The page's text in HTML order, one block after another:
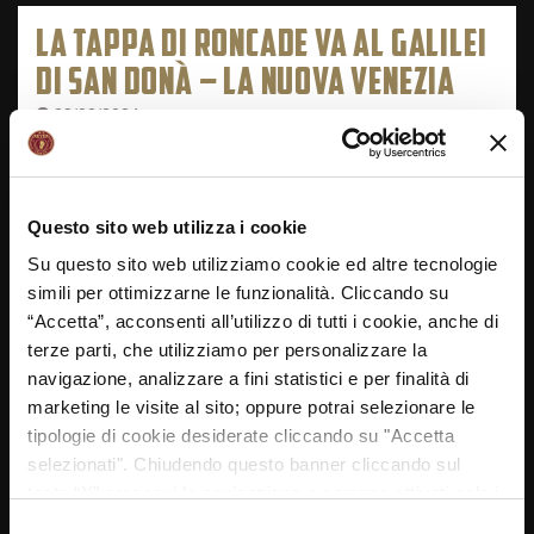
Questo sito web utilizza i cookie
Su questo sito web utilizziamo cookie ed altre tecnologie
simili per ottimizzarne le funzionalità. Cliccando su
“Accetta”, acconsenti all’utilizzo di tutti i cookie, anche di
terze parti, che utilizziamo per personalizzare la
navigazione, analizzare a fini statistici e per finalità di
marketing le visite al sito; oppure potrai selezionare le
tipologie di cookie desiderate cliccando su "Accetta
selezionati". Chiudendo questo banner cliccando sul
LA TAPPA DI RONCADE VA AL GALILEI
DI SAN DONÀ – LA NUOVA VENEZIA
28/02/2024
NAVIGAZIONE
ARTICOLI
Il Galilei di San Donà
Preview Tappa 13 Cosmo